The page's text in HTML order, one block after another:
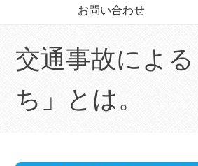
お問い合わせ
交通事故によ
ち」とは。